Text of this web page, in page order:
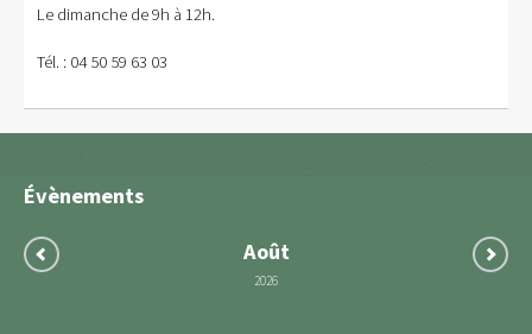
Le dimanche de 9h à 12h.
Tél. : 04 50 59 63 03
Évènements
Août
2026